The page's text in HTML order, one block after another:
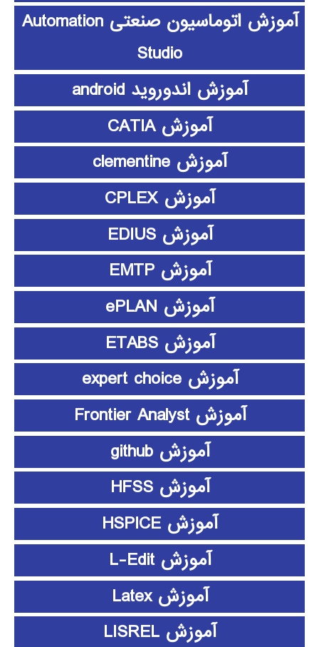
آموزش اتوماسیون صنعتی Automation
Studio
آموزش اندوروید android
آموزش CATIA
آموزش clementine
آموزش CPLEX
آموزش EDIUS
آموزش EMTP
آموزش ePLAN
آموزش ETABS
آموزش expert choice
آموزش Frontier Analyst
آموزش github
آموزش HFSS
آموزش HSPICE
آموزش L-Edit
آموزش Latex
آموزش LISREL